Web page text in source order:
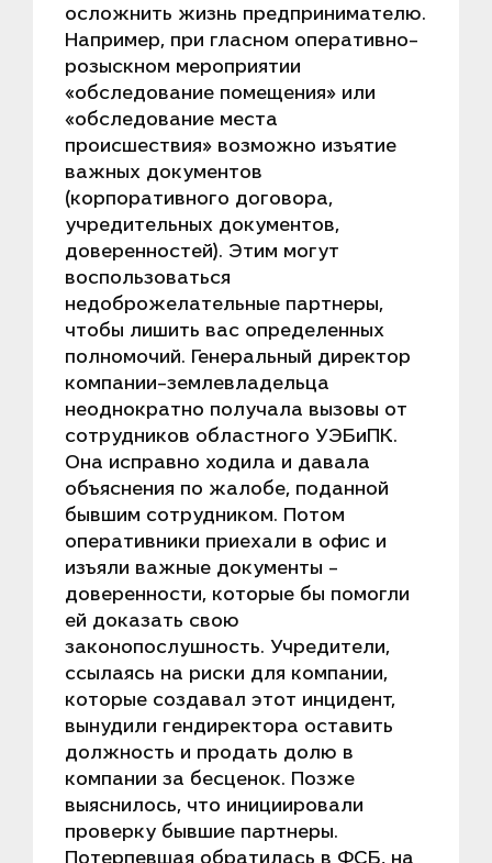
осложнить жизнь предпринимателю.
Например, при гласном оперативно-
розыскном мероприятии
«обследование помещения» или
«обследование места
происшествия» возможно изъятие
важных документов
(корпоративного договора,
учредительных документов,
доверенностей). Этим могут
воспользоваться
недоброжелательные партнеры,
чтобы лишить вас определенных
полномочий. Генеральный директор
компании-землевладельца
неоднократно получала вызовы от
сотрудников областного УЭБиПК.
Она исправно ходила и давала
объяснения по жалобе, поданной
бывшим сотрудником. Потом
оперативники приехали в офис и
изъяли важные документы –
доверенности, которые бы помогли
ей доказать свою
законопослушность. Учредители,
ссылаясь на риски для компании,
которые создавал этот инцидент,
вынудили гендиректора оставить
должность и продать долю в
компании за бесценок. Позже
выяснилось, что инициировали
проверку бывшие партнеры.
Потерпевшая обратилась в ФСБ, на